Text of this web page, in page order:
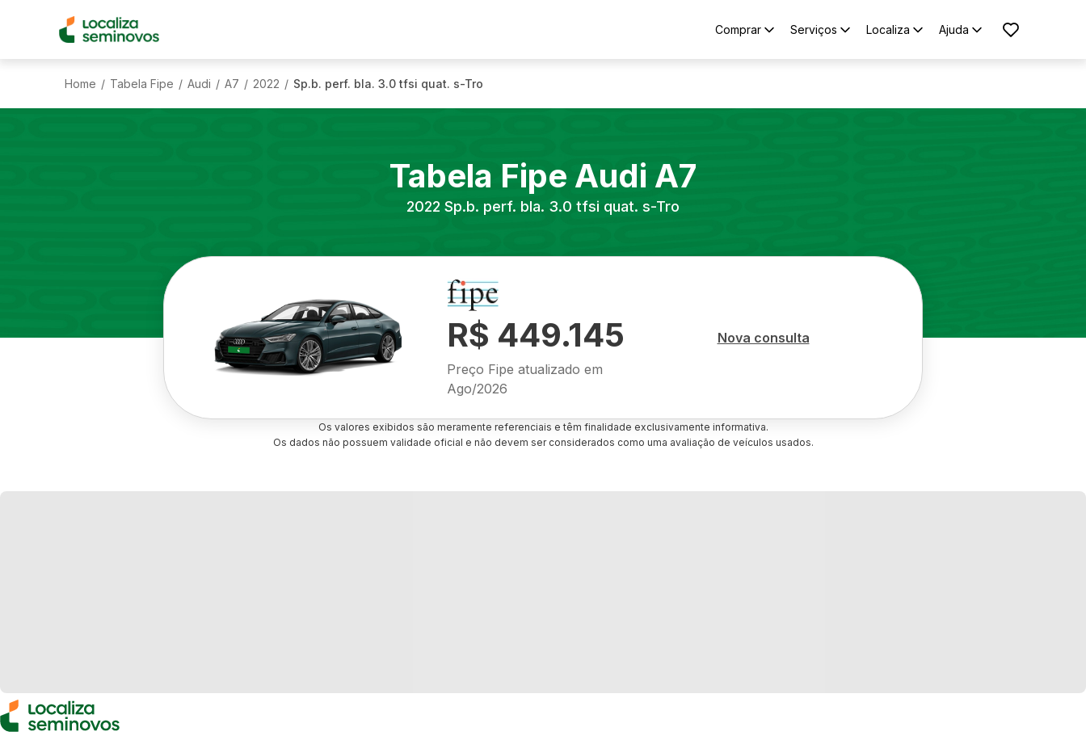
Comprar Serviços Localiza Ajuda
Home / Tabela Fipe / Audi / A7 / 2022 / Sp.b. perf. bla. 3.0 tfsi quat. s-Tro
Tabela Fipe Audi A7
2022 Sp.b. perf. bla. 3.0 tfsi quat. s-Tro
R$ 449.145
Preço Fipe atualizado em
Ago/2026
Nova consulta
Os valores exibidos são meramente referenciais e têm finalidade exclusivamente informativa.
Os dados não possuem validade oficial e não devem ser considerados como uma avaliação de veículos usados.